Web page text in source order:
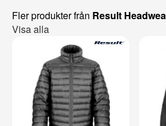
Fler produkter från Result
Visa alla